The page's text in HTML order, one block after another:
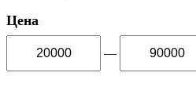
Цена
—